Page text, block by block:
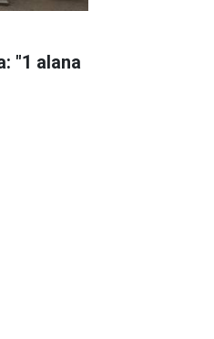
"1 alana